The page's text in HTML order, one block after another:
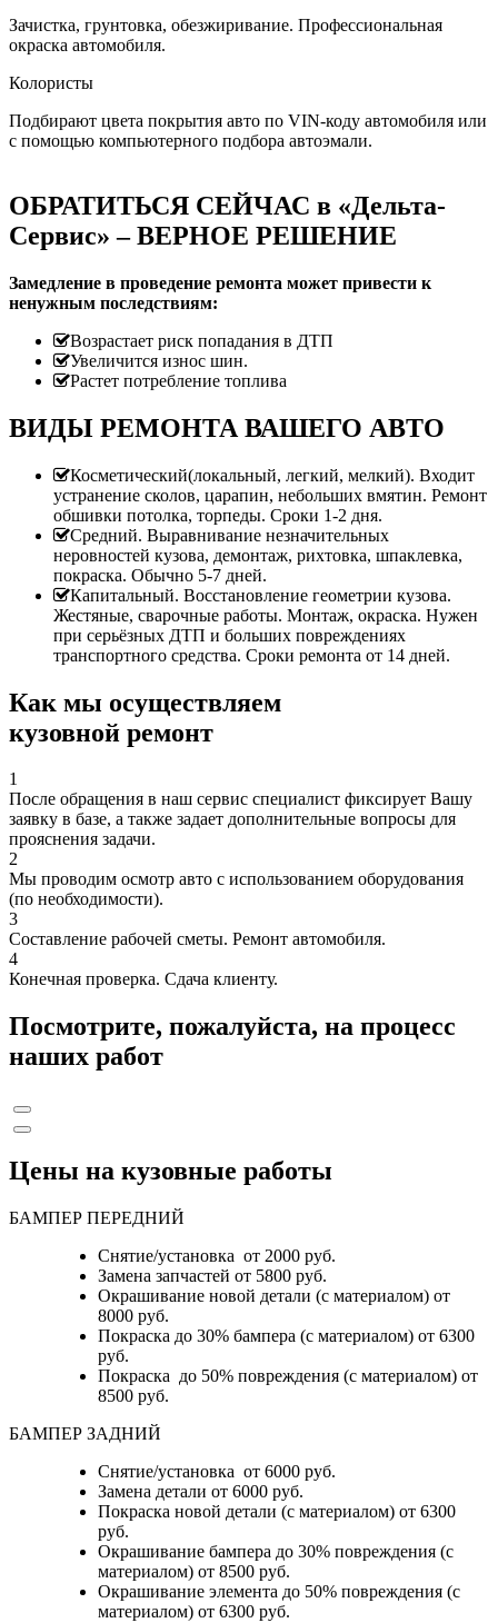
Зачистка, грунтовка, обезжиривание. Профессиональная
окраска автомобиля.
Колористы
Подбирают цвета покрытия авто по VIN-коду автомобиля или
с помощью компьютерного подбора автоэмали.
ОБРАТИТЬСЯ СЕЙЧАС в «Дельта-
Сервис» – ВЕРНОЕ РЕШЕНИЕ
Замедление в проведение ремонта может привести к
ненужным последствиям:
Возрастает риск попадания в ДТП
Увеличится износ шин.
Растет потребление топлива
ВИДЫ РЕМОНТА ВАШЕГО АВТО
Косметический(локальный, легкий, мелкий). Входит
устранение сколов, царапин, небольших вмятин. Ремонт
обшивки потолка, торпеды. Сроки 1-2 дня.
Средний. Выравнивание незначительных
неровностей кузова, демонтаж, рихтовка, шпаклевка,
покраска. Обычно 5-7 дней.
Капитальный. Восстановление геометрии кузова.
Жестяные, сварочные работы. Монтаж, окраска. Нужен
при серьёзных ДТП и больших повреждениях
транспортного средства. Сроки ремонта от 14 дней.
Как мы осуществляем
кузовной ремонт
1
После обращения в наш сервис специалист фиксирует Вашу
заявку в базе, а также задает дополнительные вопросы для
прояснения задачи.
2
Мы проводим осмотр авто с использованием оборудования
(по необходимости).
3
Составление рабочей сметы. Ремонт автомобиля.
4
Конечная проверка. Сдача клиенту.
Посмотрите, пожалуйста, на процесс
наших работ
Цены на кузовные работы
БАМПЕР ПЕРЕДНИЙ
Снятие/установка от 2000 руб.
Замена запчастей от 5800 руб.
Окрашивание новой детали (с материалом) от
8000 руб.
Покраска до 30% бампера (с материалом) от 6300
руб.
Покраска до 50% повреждения (с материалом) от
8500 руб.
БАМПЕР ЗАДНИЙ
Снятие/установка от 6000 руб.
Замена детали от 6000 руб.
Покраска новой детали (с материалом) от 6300
руб.
Окрашивание бампера до 30% повреждения (с
материалом) от 8500 руб.
Окрашивание элемента до 50% повреждения (с
материалом) от 6300 руб.